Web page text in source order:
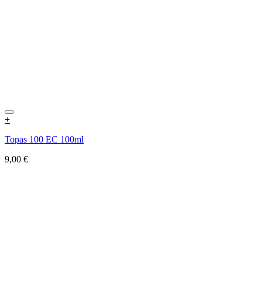
+
Topas 100 EC 100ml
9,00 €